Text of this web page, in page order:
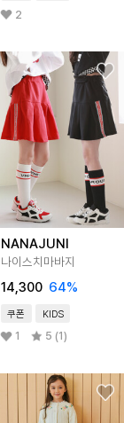
2
NANAJUNI
나이스치마바지
14,300 64%
쿠폰 KIDS
1 5 (1)